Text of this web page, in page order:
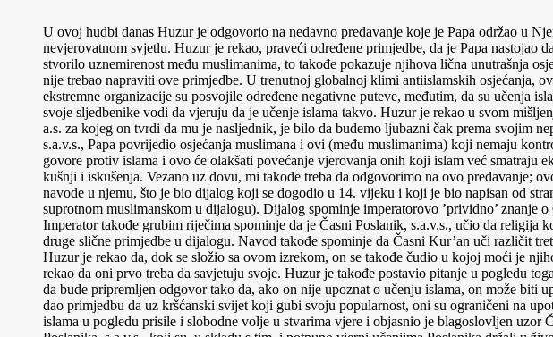
U ovoj hudbi danas Huzur je odgovorio na nedavno predavanje koje je Papa održao u
nevjerovatnom svjetlu. Huzur je rekao, praveći određene primjedbe, da je Papa nastojao
stvorilo uznemirenost među muslimanima, to takođe pokazuje njihova lična unutrašnja
nije trebao napraviti ove primjedbe. U trenutnoj globalnoj klimi antiislamskih osjećanja,
ekstremne organizacije su posvojile određene negativne puteve, međutim, da su učenja
svoje sljedbenike vodi da vjeruju da je učenje islama takvo. Huzur je rekao u svom
a.s. za kojeg on tvrdi da mu je nasljednik, je bilo da budemo ljubazni čak prema svojim
s.a.v.s., Papa povrijedio osjećanja muslimana i ovi (među muslimanima) koji nemaju
govore protiv islama i ovo će olakšati povećanje vjerovanja onih koji islam već smatraju
kušnji i iskušenja. Vezano uz dovu, mi takođe treba da odgovorimo na ovo predavanje;
navode u njemu, što je bio dijalog koji se dogodio u 14. vijeku i koji je bio napisan od
suprotnom muslimanskom u dijalogu). Dijalog spominje imperatorovo ’prividno’ znanje
Imperator takođe grubim riječima spominje da je Časni Poslanik, s.a.v.s., učio da
druge slične primjedbe u dijalogu. Navod takođe spominje da Časni Kur’an uči različit
Huzur je rekao da, dok se složio sa ovom izrekom, on se takođe čudio u kojoj moći je
rekao da oni prvo treba da savjetuju svoje. Huzur je takođe postavio pitanje u pogledu
da bude pripremljen odgovor tako da, ako on nije upoznat o učenju islama, on može biti
dao primjedbu da uz kršćanski svijet koji gubi svoju popularnost, oni su ograničeni na
islama u pogledu prisile i slobodne volje u stvarima vjere i objasnio je blagoslovljen uzor